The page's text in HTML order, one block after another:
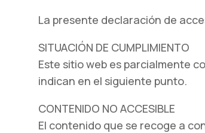
La presente declaración de
SITUACIÓN DE CUMPLIMIENTO
Este sitio web es parcialmente
indican en el siguiente punto.
CONTENIDO NO ACCESIBLE
El contenido que se recoge a